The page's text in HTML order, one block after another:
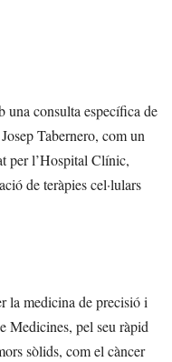
una consulta específica de
Tabernero, com un
per l’Hospital Clínic,
de teràpies cel·lulars
la medicina de precisió i
Medicines, pel seu ràpid
sòlids, com el càncer